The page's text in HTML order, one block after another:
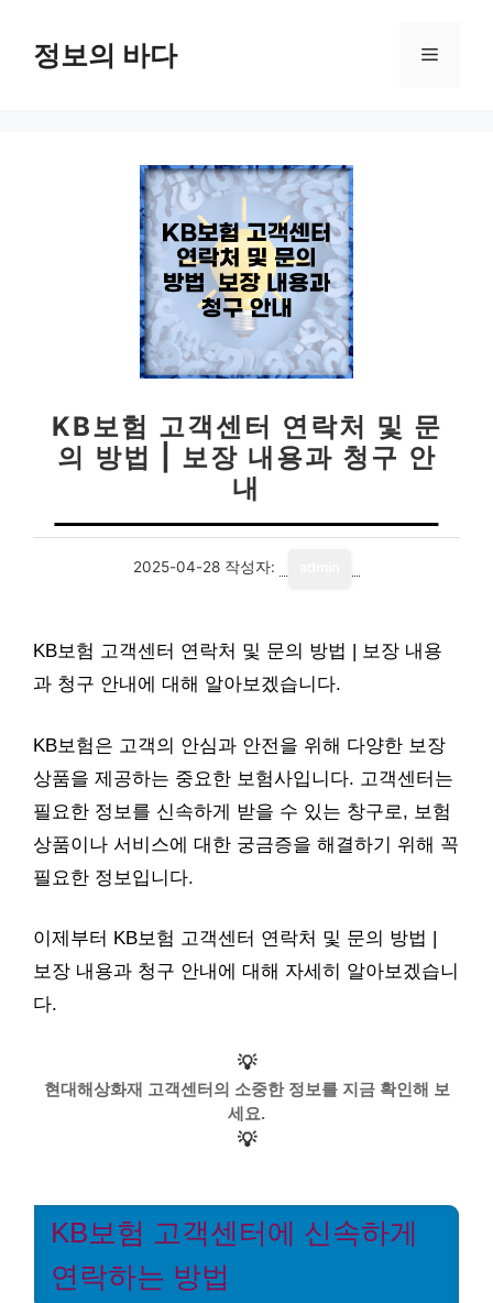
정보의 바다 메
KB보험 고객센터 연락처 및 문
의 방법 | 보장 내용과 청구 안
내
2025-04-28 작성자:
KB보험 고객센터 연락처 및 문의 방법 | 보장 내용
과 청구 안내에 대해 알아보겠습니다.
KB보험은 고객의 안심과 안전을 위해 다양한 보장
상품을 제공하는 중요한 보험사입니다. 고객센터는
필요한 정보를 신속하게 받을 수 있는 창구로, 보험
상품이나 서비스에 대한 궁금증을 해결하기 위해 꼭
필요한 정보입니다.
이제부터 KB보험 고객센터 연락처 및 문의 방법 |
보장 내용과 청구 안내에 대해 자세히 알아보겠습니
다.
💡
현대해상화재 고객센터의 소중한 정보를 지금 확인해 보
세요.
💡
KB보험 고객센터에 신속하게
연락하는 방법